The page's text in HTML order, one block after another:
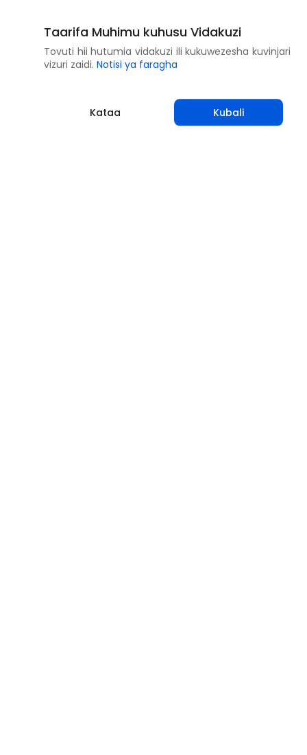
Taarifa Muhimu kuhusu Vidakuzi
Tovuti hii hutumia vidakuzi ili kukuwezesha kuvinjari
vizuri zaidi. Notisi ya faragha
Kataa Kubali